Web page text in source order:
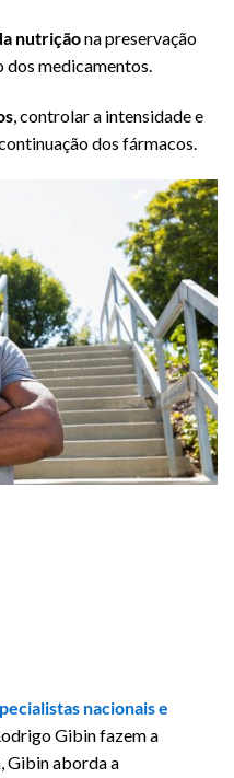
nutriçãona preservação
dos medicamentos.
, controlar a intensidade e
dos fármacos.
nacionais e
Gibin fazem a
Gibin aborda a